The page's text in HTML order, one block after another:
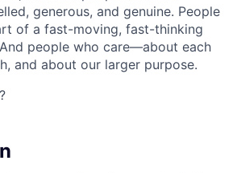
generous, and genuine. People
of a fast-moving, fast-thinking
people who care—about each
and about our larger purpose.